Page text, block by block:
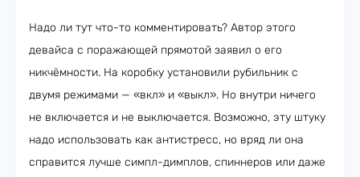
Надо ли тут что-то комментировать? Автор этого
девайса с поражающей прямотой заявил о его
никчёмности. На коробку установили рубильник с
двумя режимами — «вкл» и «выкл». Но внутри ничего
не включается и не выключается. Возможно, эту штуку
надо использовать как антистресс, но вряд ли она
справится лучше симпл-димплов, спиннеров или даже